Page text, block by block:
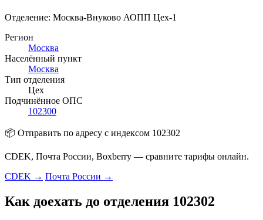
Отделение: Москва-Внуково АОПП Цех-1
Регион
Москва
Населённый пункт
Москва
Тип отделения
Цех
Подчинённое ОПС
102300
📦 Отправить по адресу с индексом 102302
CDEK, Почта России, Boxberry — сравните тарифы онлайн.
CDEK → Почта России →
Как доехать до отделения 102302